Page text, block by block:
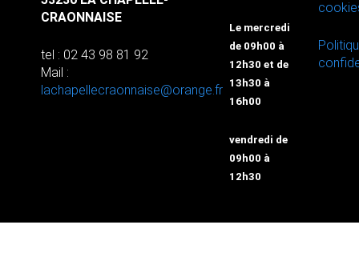
CRAONNAISE
tel : 02 43 98 81 92
Mail :
lachapellecraonnaise@orange.fr
Le mercredi
de 09h00 à
12h30 et de
13h30 à
16h00
vendredi de
09h00 à
12h30